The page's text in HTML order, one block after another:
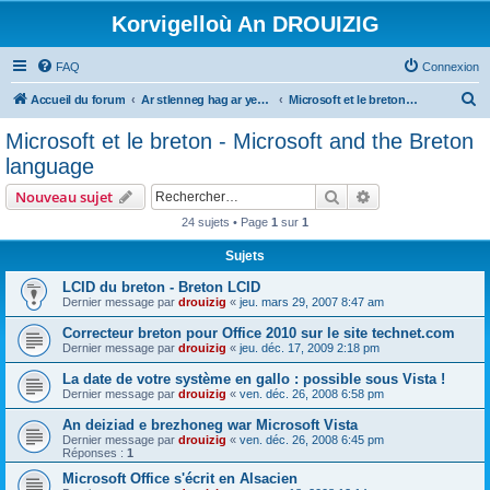
Korvigelloù An DROUIZIG
FAQ Connexion
Accueil du forum Ar stlenneg hag ar yezhoù bihan er bed a-bezh Microsoft et le breton - Microsoft and the Breton language
Microsoft et le breton - Microsoft and the Breton
language
Nouveau sujet Rechercher
24 sujets • Page 1 sur 1
Sujets
LCID du breton - Breton LCID
Dernier message par drouizig « jeu. mars 29, 2007 8:47 am
Correcteur breton pour Office 2010 sur le site technet.com
Dernier message par drouizig « jeu. déc. 17, 2009 2:18 pm
La date de votre système en gallo : possible sous Vista !
Dernier message par drouizig « ven. déc. 26, 2008 6:58 pm
An deiziad e brezhoneg war Microsoft Vista
Dernier message par drouizig « ven. déc. 26, 2008 6:45 pm
Réponses : 1
Microsoft Office s'écrit en Alsacien